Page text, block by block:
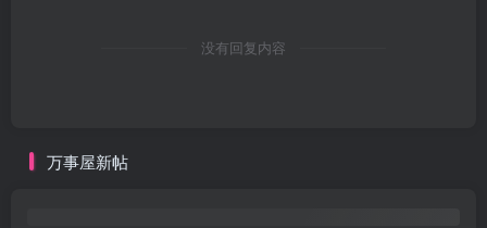
没有回复内容
万事屋新帖